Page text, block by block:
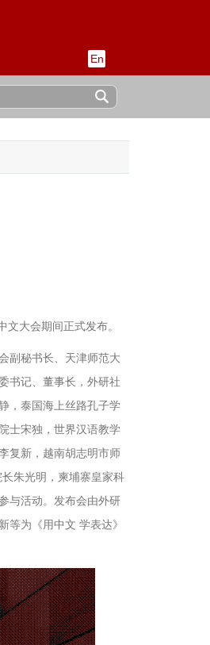
En
大会期间正式发布。
副秘书长、天津师范大
书记、董事长，外研社
，泰国海上丝路孔子学
士宋独，世界汉语教学
复新，越南胡志明市师
朱光明，柬埔寨皇家科
与活动。发布会由外研
为《用中文 学表达》